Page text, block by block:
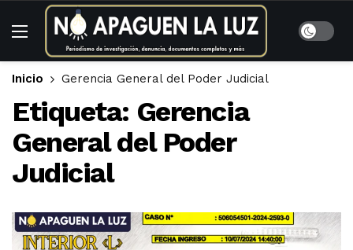
Inicio Gerencia General del Poder Judicial
Etiqueta: Gerencia
General del Poder
Judicial